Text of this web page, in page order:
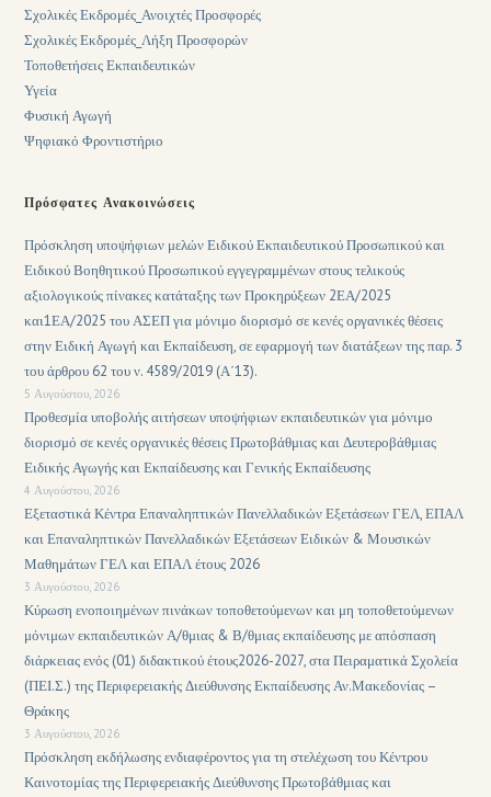
Σχολικές Εκδρομές_Ανοιχτές Προσφορές
Σχολικές Εκδρομές_Λήξη Προσφορών
Τοποθετήσεις Εκπαιδευτικών
Υγεία
Φυσική Αγωγή
Ψηφιακό Φροντιστήριο
Πρόσφατες Ανακοινώσεις
Πρόσκληση υποψήφιων μελών Ειδικού Εκπαιδευτικού Προσωπικού και
Ειδικού Βοηθητικού Προσωπικού εγγεγραμμένων στους τελικούς
αξιολογικούς πίνακες κατάταξης των Προκηρύξεων 2ΕΑ/2025
και1ΕΑ/2025 του ΑΣΕΠ για μόνιμο διορισμό σε κενές οργανικές θέσεις
στην Ειδική Αγωγή και Εκπαίδευση, σε εφαρμογή των διατάξεων της παρ. 3
του άρθρου 62 του ν. 4589/2019 (Α΄13).
5 Αυγούστου, 2026
Προθεσμία υποβολής αιτήσεων υποψήφιων εκπαιδευτικών για μόνιμο
διορισμό σε κενές οργανικές θέσεις Πρωτοβάθμιας και Δευτεροβάθμιας
Ειδικής Αγωγής και Εκπαίδευσης και Γενικής Εκπαίδευσης
4 Αυγούστου, 2026
Εξεταστικά Κέντρα Επαναληπτικών Πανελλαδικών Εξετάσεων ΓΕΛ, ΕΠΑΛ
και Επαναληπτικών Πανελλαδικών Εξετάσεων Ειδικών & Μουσικών
Μαθημάτων ΓΕΛ και ΕΠΑΛ έτους 2026
3 Αυγούστου, 2026
Κύρωση ενοποιημένων πινάκων τοποθετούμενων και μη τοποθετούμενων
μόνιμων εκπαιδευτικών Α/θμιας & Β/θμιας εκπαίδευσης με απόσπαση
διάρκειας ενός (01) διδακτικού έτους2026-2027, στα Πειραματικά Σχολεία
(ΠΕΙ.Σ.) της Περιφερειακής Διεύθυνσης Εκπαίδευσης Αν.Μακεδονίας –
Θράκης
3 Αυγούστου, 2026
Πρόσκληση εκδήλωσης ενδιαφέροντος για τη στελέχωση του Κέντρου
Καινοτομίας της Περιφερειακής Διεύθυνσης Πρωτοβάθμιας και